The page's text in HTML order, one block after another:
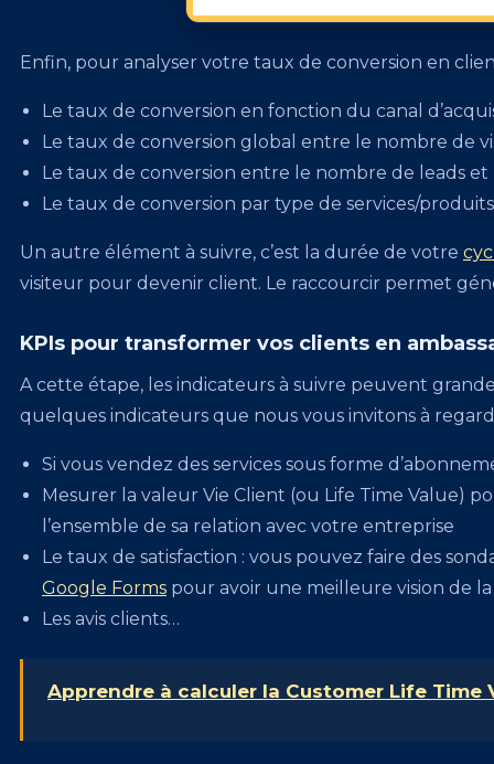
Enfin, pour analyser votre taux de conversion en
Le taux de conversion en fonction du canal
Le taux de conversion global entre le nombre de
Le taux de conversion entre le nombre de leads
Le taux de conversion par type de services/
Un autre élément à suivre, c’est la durée de votre
visiteur pour devenir client. Le raccourcir permet
KPIs pour transformer vos clients en
A cette étape, les indicateurs à suivre peuvent
quelques indicateurs que nous vous invitons à
Si vous vendez des services sous forme
Mesurer la valeur Vie Client (ou Life Time Value)
l’ensemble de sa relation avec votre entreprise
Le taux de satisfaction : vous pouvez faire des
Google Forms pour avoir une meilleure vision de
Les avis clients…
Apprendre à calculer la Customer Life Time